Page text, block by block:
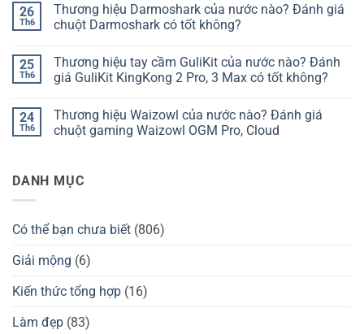
bàn
phím
Chilkey
nào?
Đánh
giá
có
tốt
không?
bình
luận
ở
bàn
phím
Kzzi
nào?
Đánh
giá
tốt
không?
26
Th6
Thương hiệu Darmoshark của nước nào? Đánh giá
chuột Darmoshark có tốt không?
bình
luận
ở
Darmoshark
của
nước
chuột
Darmoshark
25
Th6
Thương hiệu tay cầm GuliKit của nước nào? Đánh
giá GuliKit KingKong 2 Pro, 3 Max có tốt không?
bình
luận
ở
cầm
GuliKit
Đánh
GuliKit
KingKong
Pro,
3
tốt
24
Th6
Thương hiệu Waizowl của nước nào? Đánh giá
chuột gaming Waizowl OGM Pro, Cloud
luận
ở
của
nào?
Đánh
chuột
gaming
OGM
Pro,
DANH MỤC
Có thể bạn chưa biết (806)
Giải mộng (6)
Kiến thức tổng hợp (16)
Làm đẹp (83)